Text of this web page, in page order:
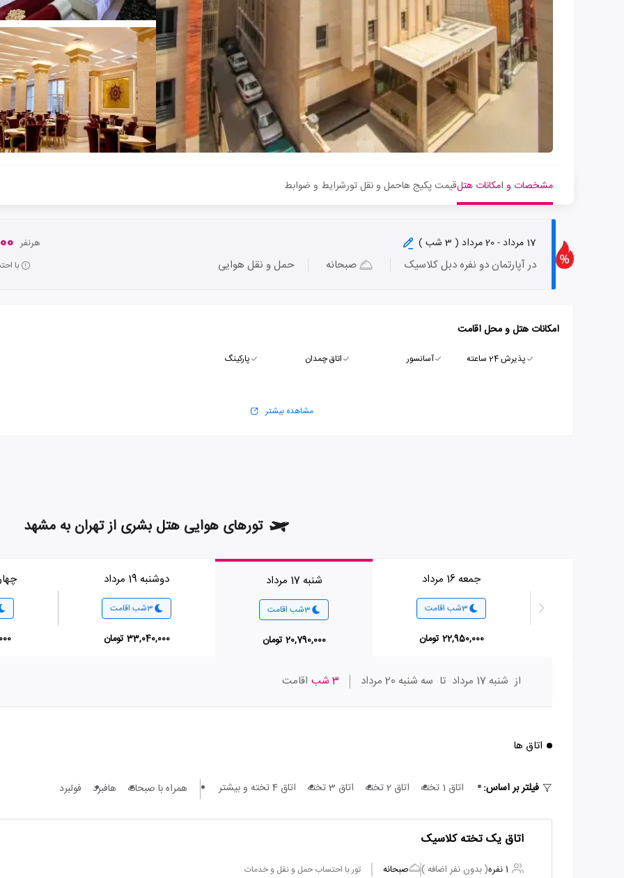
مشخصات و امکانات هتلقیمت پکیج هاحمل و نقل تورشرایط و ضوابط
17 مرداد - 20 مرداد ( 3 شب )
در آپارتمان دو نفره دبل کلاسیک صبحانه حمل و نقل هوایی
هرنفر
با
امکانات هتل و محل اقامت
پذیرش 24 ساعته آسانسور اتاق چمدان پارکینگ
مشاهده بیشتر
تورهای هوایی هتل بشری از تهران به مشهد
جمعه 16 مرداد
3شب اقامت
22,950,000 تومان
شنبه 17 مرداد
3شب اقامت
20,790,000 تومان
دوشنبه 19 مرداد
3شب اقامت
33,040,000 تومان
از شنبه 17 مرداد تا سه شنبه 20 مرداد 3 شب اقامت
اتاق ها
فیلتر بر اساس: اتاق 1 تخته اتاق 2 تخته اتاق 3 تخته اتاق 4 تخته و بیشتر همراه با صبحانه هافبرد فولبرد
اتاق یک تخته کلاسیک
1 نفره ( بدون نفر اضافه ) صبحانه تور با احتساب حمل و نقل و خدمات